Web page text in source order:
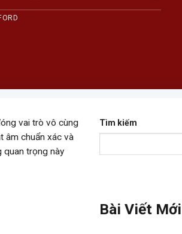
vai trò vô cùng
âm chuẩn xác và
quan trọng này
Tìm kiếm
Bài Viết Mới